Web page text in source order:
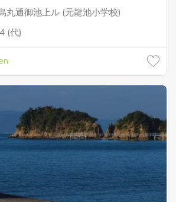
丸通御池上ル (元龍池小学校)
(代)